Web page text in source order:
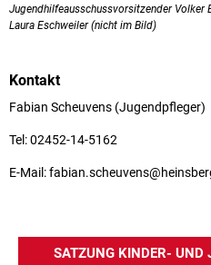
Jugendhilfeausschussvorsitzender Volker
Laura Eschweiler (nicht im Bild)
Kontakt
Fabian Scheuvens (Jugendpfleger)
Tel: 02452-14-5162
E-Mail:
SATZUNG KINDER- UND